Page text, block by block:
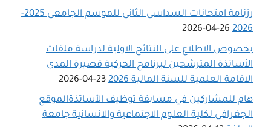
رزنامة امتحانات السداسي الثاني للموسم الجامعي 2025-
2026
26-04-2026
بخصوص الاطلاع على النتائج الاولية لدراسة ملفات
الأساتذة المترشحين لبرنامج الحركية قصيرة المدى
الاقامة العلمية للسنة المالية 2026
23-04-2026
هام للمشاركين في مسابقة توظيف الأساتذةالموقع
الجغرافي لكلية العلوم الاجتماعية والانسانية جامعة